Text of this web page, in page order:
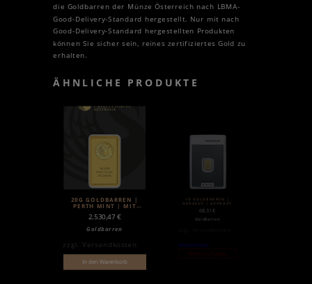
die Goldbarren der Münze Österreich nach LBMA-
Good-Delivery-Standard hergestellt. Nur mit nach
Good-Delivery-Standard hergestellten Produkten
können Sie sicher sein, reines zertifiziertes Gold zu
erhalten.
ÄHNLICHE PRODUKTE
20G GOLDBARREN |
PERTH MINT | MIT
2.530,47 €
Goldbarren
zzgl.Versandkosten
In den Warenkorb
1G GOLDBARREN |
HERAEUS | GEPRÄGT
68,31€
Goldbarren
Weiterlesen
Nicht auf Lager